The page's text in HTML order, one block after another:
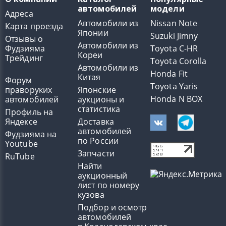
Адреса
Карта проезда
Отзывы о
Фудзияма
Трейдинг
Форум
праворуких
автомобилей
Профиль на
Яндексе
Фудзияма на
Youtube
RuTube
автомобилей
Автомобили из
Японии
Автомобили из
Кореи
Автомобили из
Китая
Японские
аукционы и
статистика
Доставка
автомобилей
по России
Запчасти
Найти
аукционный
лист по номеру
кузова
Подбор и осмотр
автомобилей
модели
Nissan Note
Suzuki Jimny
Toyota C-HR
Toyota Corolla
Honda Fit
Toyota Yaris
Honda N BOX